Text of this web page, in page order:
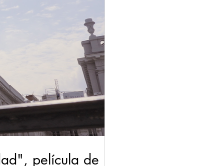
película de